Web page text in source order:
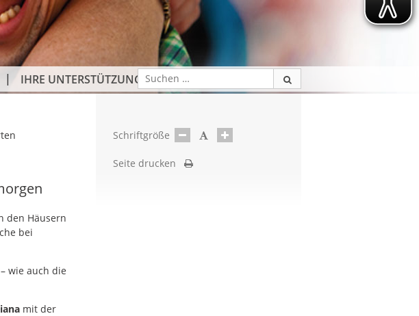
IHRE UNTERSTÜTZUNG
den Häusern
bei
wie auch die
mit der
Schriftgröße
Seite drucken